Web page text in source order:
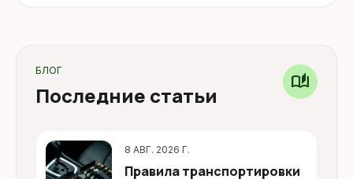
БЛОГ
Последние статьи
auto_stories
8 АВГ. 2026 Г.
Правила транспортировки